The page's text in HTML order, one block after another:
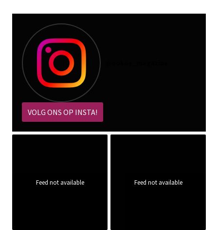
VOLG ONS OP INSTA!
Feed not available Feed not available